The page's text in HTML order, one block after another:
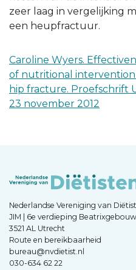
zeer laag in vergelijking
een heupfractuur.
Caroline Wyers.
of nutritional
hip fracture. Proefschrift
23 november 2012
Nederlandse Vereniging van
JIM | 6e verdieping
3521 AL Utrecht
Route en bereikbaarheid
bureau@nvdietist.nl
030-634 62 22